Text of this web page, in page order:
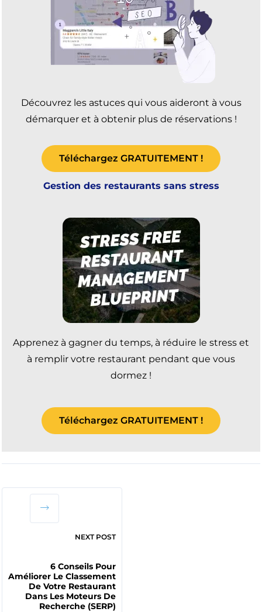
Découvrez les astuces qui vous aideront à vous
démarquer et à obtenir plus de réservations !
Téléchargez GRATUITEMENT !
Gestion des restaurants sans stress
Apprenez à gagner du temps, à réduire le stress et
à remplir votre restaurant pendant que vous
dormez !
Téléchargez GRATUITEMENT !
NEXT POST
6 Conseils Pour
Améliorer Le Classement
De Votre Restaurant
Dans Les Moteurs De
Recherche (SERP)